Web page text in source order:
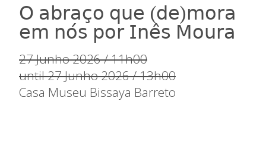
𝖮 𝖺𝖻𝗋𝖺𝖼̧𝗈 𝗊𝗎𝖾 (𝖽𝖾)𝗆𝗈𝗋𝖺
𝖾𝗆 𝗇𝗈́𝗌 𝗉𝗈𝗋 𝖨𝗇𝖾̂𝗌 𝖬𝗈𝗎𝗋𝖺
27 Junho 2026 / 11h00
until 27 Junho 2026 / 13h00
Casa Museu Bissaya Barreto